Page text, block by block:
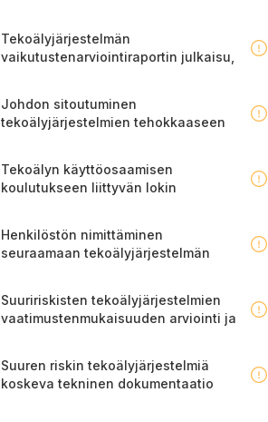
Tekoälyjärjestelmän
vaikutustenarviointiraportin julkaisu,
Johdon sitoutuminen
tekoälyjärjestelmien tehokkaaseen
Tekoälyn käyttöosaamisen
koulutukseen liittyvän lokin
Henkilöstön nimittäminen
seuraamaan tekoälyjärjestelmän
Suuririskisten tekoälyjärjestelmien
vaatimustenmukaisuuden arviointi ja
Suuren riskin tekoälyjärjestelmiä
koskeva tekninen dokumentaatio